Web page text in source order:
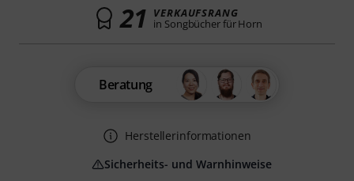
21 VERKAUFSRANG
in Songbücher für Horn
Beratung
Herstellerinformationen
Sicherheits- und Warnhinweise